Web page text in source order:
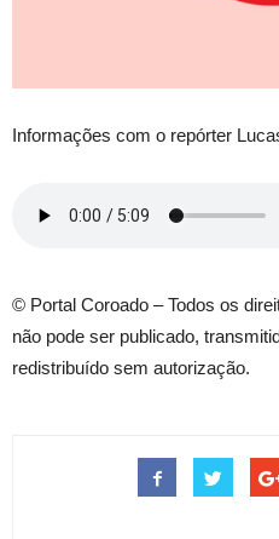
Informações com o repórter
© Portal Coroado – Todos os
não pode ser publicado,
redistribuído sem autorização.